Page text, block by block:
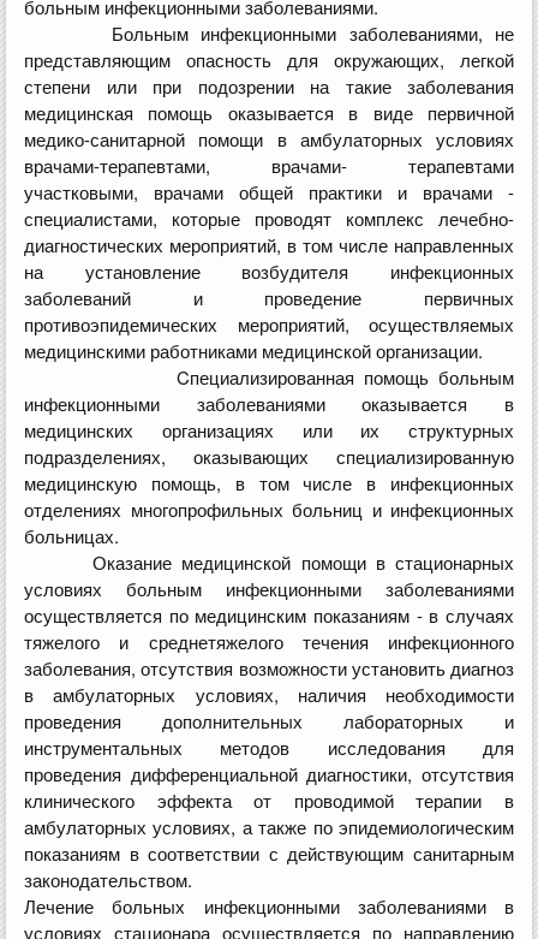
больным инфекционными заболеваниями.
Больным инфекционными заболеваниями, не
представляющим опасность для окружающих, легкой
степени или при подозрении на такие заболевания
медицинская помощь оказывается в виде первичной
медико-санитарной помощи в амбулаторных условиях
врачами-терапевтами, врачами- терапевтами
участковыми, врачами общей практики и врачами -
специалистами, которые проводят комплекс лечебно-
диагностических мероприятий, в том числе направленных
на установление возбудителя инфекционных
заболеваний и проведение первичных
противоэпидемических мероприятий, осуществляемых
медицинскими работниками медицинской организации.
Cпециализированная помощь больным
инфекционными заболеваниями оказывается в
медицинских организациях или их структурных
подразделениях, оказывающих специализированную
медицинскую помощь, в том числе в инфекционных
отделениях многопрофильных больниц и инфекционных
больницах.
Оказание медицинской помощи в стационарных
условиях больным инфекционными заболеваниями
осуществляется по медицинским показаниям - в случаях
тяжелого и среднетяжелого течения инфекционного
заболевания, отсутствия возможности установить диагноз
в амбулаторных условиях, наличия необходимости
проведения дополнительных лабораторных и
инструментальных методов исследования для
проведения дифференциальной диагностики, отсутствия
клинического эффекта от проводимой терапии в
амбулаторных условиях, а также по эпидемиологическим
показаниям в соответствии с действующим санитарным
законодательством.
Лечение больных инфекционными заболеваниями в
условиях стационара осуществляется по направлению